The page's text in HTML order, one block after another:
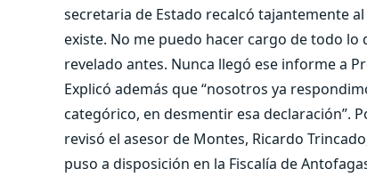
secretaria de Estado recalcó tajantemente
existe. No me puedo hacer cargo de todo lo
revelado antes. Nunca llegó ese informe a
Explicó además que “nosotros ya
categórico, en desmentir esa declaración”.
revisó el asesor de Montes, Ricardo
puso a disposición en la Fiscalía de